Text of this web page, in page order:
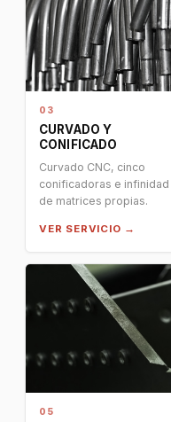
03
CURVADO Y
CONIFICADO
Curvado CNC, cinco
conificadoras e infinidad
de matrices propias.
VER SERVICIO →
05